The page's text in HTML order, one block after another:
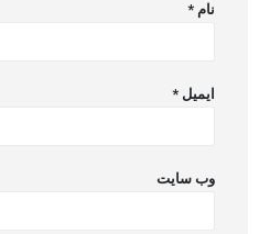
نام *
ایمیل *
وب‌ سایت